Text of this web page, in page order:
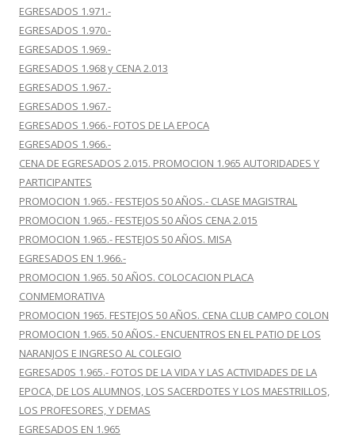
EGRESADOS 1.971.-
EGRESADOS 1.970.-
EGRESADOS 1.969.-
EGRESADOS 1.968 y CENA 2.013
EGRESADOS 1.967.-
EGRESADOS 1.967.-
EGRESADOS 1.966.- FOTOS DE LA EPOCA
EGRESADOS 1.966.-
CENA DE EGRESADOS 2.015. PROMOCION 1.965 AUTORIDADES Y
PARTICIPANTES
PROMOCION 1.965.- FESTEJOS 50 AÑOS.- CLASE MAGISTRAL
PROMOCION 1.965.- FESTEJOS 50 AÑOS CENA 2.015
PROMOCION 1.965.- FESTEJOS 50 AÑOS. MISA
EGRESADOS EN 1.966.-
PROMOCION 1.965. 50 AÑOS. COLOCACION PLACA
CONMEMORATIVA
PROMOCION 1965. FESTEJOS 50 AÑOS. CENA CLUB CAMPO COLON
PROMOCION 1.965. 50 AÑOS.- ENCUENTROS EN EL PATIO DE LOS
NARANJOS E INGRESO AL COLEGIO
EGRESAD0S 1.965.- FOTOS DE LA VIDA Y LAS ACTIVIDADES DE LA
EPOCA, DE LOS ALUMNOS, LOS SACERDOTES Y LOS MAESTRILLOS,
LOS PROFESORES, Y DEMAS
EGRESADOS EN 1.965